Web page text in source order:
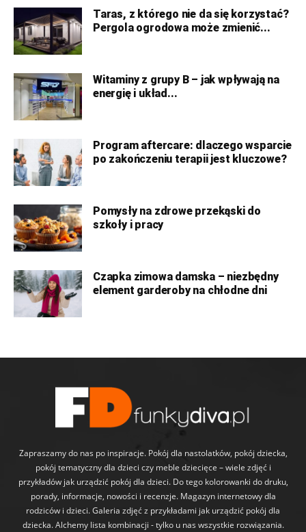
Taras, z którego nie da się korzystać?
Pergola ogrodowa może zmienić...
Witaminy z grupy B – jak wpływają na
energię i układ...
Program aftercare: dlaczego wsparcie
po zakończeniu terapii jest kluczowe?
Pomysły na zdrowe przekąski do
szkoły i pracy
Czapka zimowa damska – niezbędny
element garderoby na chłodne dni
Zapraszamy do nas po inspiracje. Pokój dla nastolatków, pokój dziecka,
pokój tematyczny dla dzieci czy meble dziecięce – wiele zdjęć i
przykładów jak urządzić pokój dla dzieci. Do tego kolorowanki do druku,
porady, informacje, nowości i recenzje. Magazyn internetowy dla
rodziców i dzieci. Galeria zdjęć z przykładami jak urządzić pokój dla
dziecka. Alchemy lista kombinacji - tylko u nas wszystkie rozwiązania.